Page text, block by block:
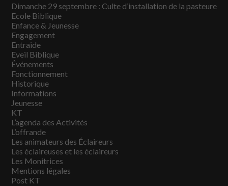
Dimanche 29 septembre : Culte d’installation de la pasteure
Ecole Biblique
Enfance & Jeunesse
Engagement
Entraide
Eveil Biblique
Événements
Fonctionnement
Historique
Informations
Jeunesse
KT
L’agenda des Activités
L’offrande
Les animateurs des Éclaireurs
Les éclaireuses et les éclaireurs
Les Monitrices
Mentions légales
Post KT